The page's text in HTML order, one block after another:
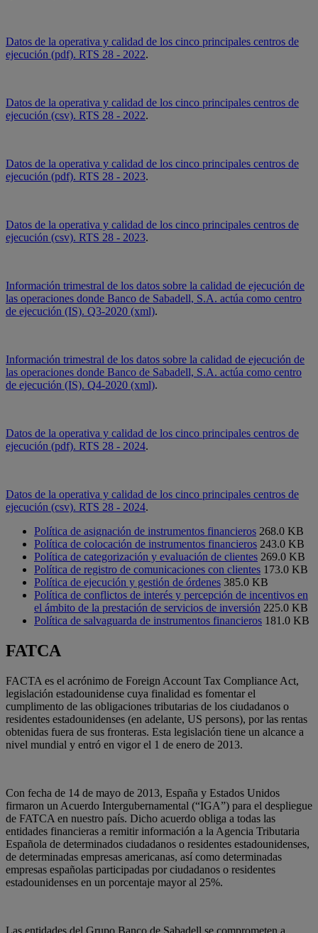
Datos de la operativa y calidad de los cinco principales centros de
ejecución (pdf). RTS 28 - 2022.
Datos de la operativa y calidad de los cinco principales centros de
ejecución (csv). RTS 28 - 2022.
Datos de la operativa y calidad de los cinco principales centros de
ejecución (pdf). RTS 28 - 2023.
Datos de la operativa y calidad de los cinco principales centros de
ejecución (csv). RTS 28 - 2023.
Información trimestral de los datos sobre la calidad de ejecución de
las operaciones donde Banco de Sabadell, S.A. actúa como centro
de ejecución (IS). Q3-2020 (xml).
Información trimestral de los datos sobre la calidad de ejecución de
las operaciones donde Banco de Sabadell, S.A. actúa como centro
de ejecución (IS). Q4-2020 (xml).
Datos de la operativa y calidad de los cinco principales centros de
ejecución (pdf). RTS 28 - 2024.
Datos de la operativa y calidad de los cinco principales centros de
ejecución (csv). RTS 28 - 2024.
Política de asignación de instrumentos financieros 268.0 KB
Política de colocación de instrumentos financieros 243.0 KB
Política de categorización y evaluación de clientes 269.0 KB
Política de registro de comunicaciones con clientes 173.0 KB
Política de ejecución y gestión de órdenes 385.0 KB
Política de conflictos de interés y percepción de incentivos en
el ámbito de la prestación de servicios de inversión 225.0 KB
Política de salvaguarda de instrumentos financieros 181.0 KB
FATCA
FACTA es el acrónimo de Foreign Account Tax Compliance Act,
legislación estadounidense cuya finalidad es fomentar el
cumplimento de las obligaciones tributarias de los ciudadanos o
residentes estadounidenses (en adelante, US persons), por las rentas
obtenidas fuera de sus fronteras. Esta legislación tiene un alcance a
nivel mundial y entró en vigor el 1 de enero de 2013.
Con fecha de 14 de mayo de 2013, España y Estados Unidos
firmaron un Acuerdo Intergubernamental (“IGA”) para el despliegue
de FATCA en nuestro país. Dicho acuerdo obliga a todas las
entidades financieras a remitir información a la Agencia Tributaria
Española de determinados ciudadanos o residentes estadounidenses,
de determinadas empresas americanas, así como determinadas
empresas españolas participadas por ciudadanos o residentes
estadounidenses en un porcentaje mayor al 25%.
Las entidades del Grupo Banco de Sabadell se comprometen a